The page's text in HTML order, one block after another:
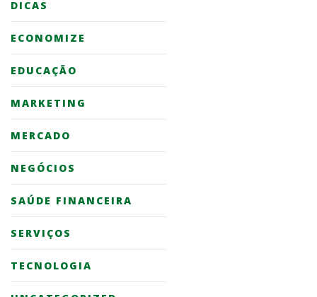
DICAS
ECONOMIZE
EDUCAÇÃO
MARKETING
MERCADO
NEGÓCIOS
SAÚDE FINANCEIRA
SERVIÇOS
TECNOLOGIA